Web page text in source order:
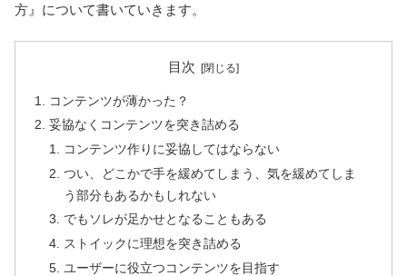
方』について書いていきます。
目次
コンテンツが薄かった？
妥協なくコンテンツを突き詰める
コンテンツ作りに妥協してはならない
つい、どこかで手を緩めてしまう、気を緩めてしま
う部分もあるかもしれない
でもソレが足かせとなることもある
ストイックに理想を突き詰める
ユーザーに役立つコンテンツを目指す